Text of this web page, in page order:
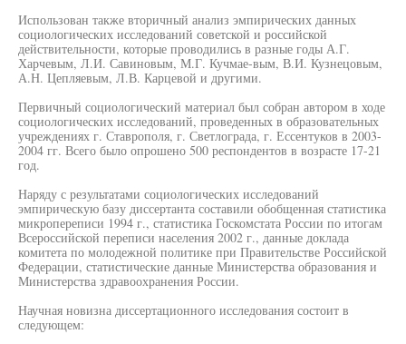
Использован также вторичный анализ эмпирических данных
социологических исследований советской и российской
действительности, которые проводились в разные годы А.Г.
Харчевым, Л.И. Савиновым, М.Г. Кучмае-вым, В.И. Кузнецовым,
А.Н. Цепляевым, Л.В. Карцевой и другими.
Первичный социологический материал был собран автором в ходе
социологических исследований, проведенных в образовательных
учреждениях г. Ставрополя, г. Светлограда, г. Ессентуков в 2003-
2004 гг. Всего было опрошено 500 респондентов в возрасте 17-21
год.
Наряду с результатами социологических исследований
эмпирическую базу диссертанта составили обобщенная статистика
микропереписи 1994 г., статистика Госкомстата России по итогам
Всероссийской переписи населения 2002 г., данные доклада
комитета по молодежной политике при Правительстве Российской
Федерации, статистические данные Министерства образования и
Министерства здравоохранения России.
Научная новизна диссертационного исследования состоит в
следующем: